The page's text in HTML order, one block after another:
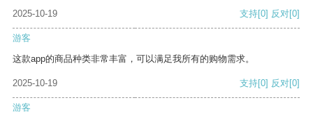
2025-10-19
支持[0] 反对[0]
游客
这款app的商品种类非常丰富，可以满足我所有的购物需求。
2025-10-19 支持[0] 反对[0]
游客